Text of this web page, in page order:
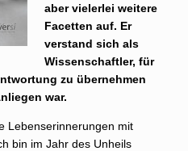
aber vielerlei weitere
Facetten auf. Er
verstand sich als
Wissenschaftler, für
zu übernehmen
war.
Lebenserinnerungen mit
bin im Jahr des Unheils